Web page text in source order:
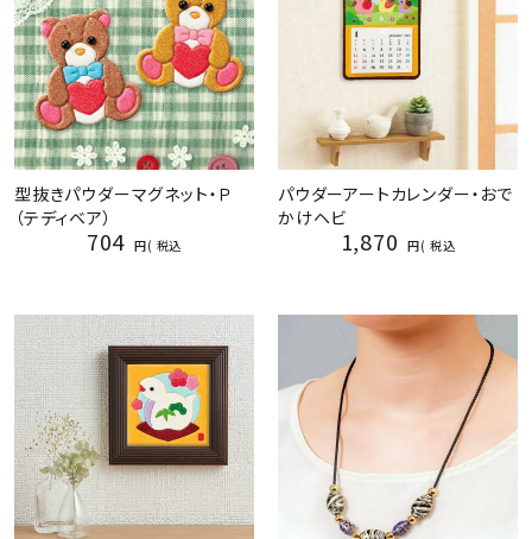
型抜きパウダーマグネット・Ｐ
（テディベア）
704 税込
パウダーアートカレンダー・おで
かけヘビ
1,870 税込